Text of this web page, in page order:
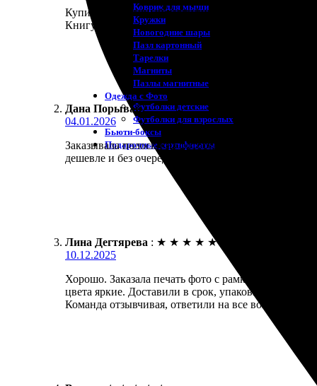
Коврик для мыши
Кружки
Новогодние шары
Пазл картонный
Тарелки
Магниты
Пазлы магнитные
Одежда с Фото
Футболки детские
Футболки для взрослых
Бьюти-боксы
Подарочные сертификаты
Купила подарочный сертификат для сестры. Она
Книгу хвалит.
Дана Порывай :
04.01.2026
Заказывала полоски из фотобудки на документы.
дешевле и без очереди.
Лина Дегтярева : ★ ★ ★ ★ ★
10.12.2025
Хорошо. Заказала печать фото с рамкой. Все
цвета яркие. Доставили в срок, упаковка надежная.
Команда отзывчивая, ответили на все вопросы.